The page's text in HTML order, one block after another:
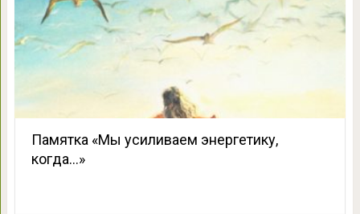
Памятка «Мы усиливаем энергетику,
когда…»